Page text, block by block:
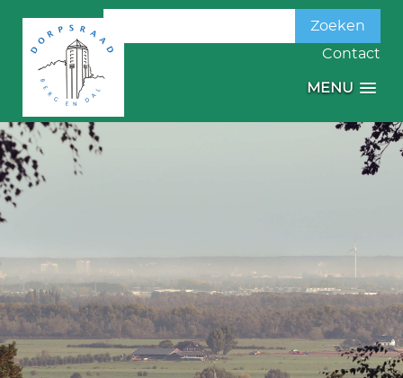
Zoeken
naar:
Contact
MENU